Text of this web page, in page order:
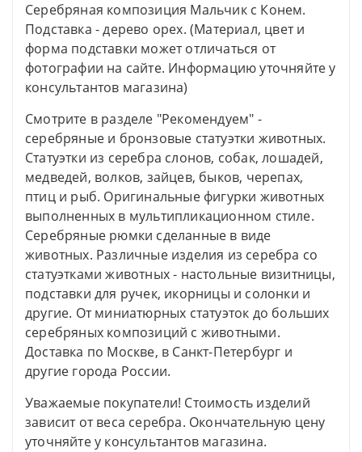
Серебряная композиция Мальчик с Конем.
Подставка - дерево орех. (Материал, цвет и
форма подставки может отличаться от
фотографии на сайте. Информацию уточняйте у
консультантов магазина)
Смотрите в разделе "Рекомендуем" -
серебряные и бронзовые статуэтки животных.
Статуэтки из серебра слонов, собак, лошадей,
медведей, волков, зайцев, быков, черепах,
птиц и рыб. Оригинальные фигурки животных
выполненных в мультипликационном стиле.
Серебряные рюмки сделанные в виде
животных. Различные изделия из серебра со
статуэтками животных - настольные визитницы,
подставки для ручек, икорницы и солонки и
другие. От миниатюрных статуэток до больших
серебряных композиций с животными.
Доставка по Москве, в Санкт-Петербург и
другие города России.
Уважаемые покупатели! Стоимость изделий
зависит от веса серебра. Окончательную цену
уточняйте у консультантов магазина.